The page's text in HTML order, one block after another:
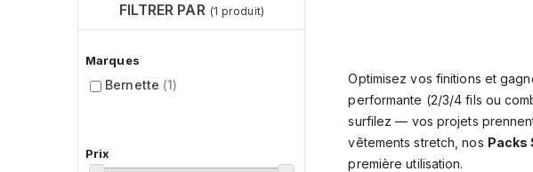
FILTRER PAR (1 produit)
Marques
Bernette (1)
Prix
Optimisez vos finitions et
performante (2/3/4 fils ou
surfilez — vos projets
vêtements stretch, nos Packs
première utilisation.